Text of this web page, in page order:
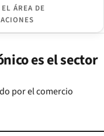
ÁREA DE
es el sector
por el comercio